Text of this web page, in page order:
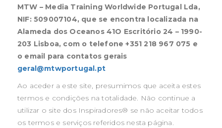
MTW – Media Training Worldwide Portugal Lda,
NIF: 509007104, que se encontra localizada na
Alameda dos Oceanos 41O Escritório 24 – 1990-
203 Lisboa, com o telefone +351 218 967 075 e
o email para contatos gerais
geral@mtwportugal.pt
Ao aceder a este site, presumimos que aceita estes
termos e condições na totalidade. Não continue a
utilizar o site dos Inspiradores® se não aceitar todos
os termos e serviços referidos nesta página.